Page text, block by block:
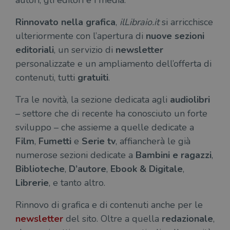
Rinnovato nella grafica, ilLibraio.itsi arricchisce
ulteriormente con l’apertura di nuove sezioni
editoriali, un servizio di newsletter
personalizzate e un ampliamento dell’offerta di
contenuti, tutti gratuiti.
Tra le novità, la sezione dedicata agli audiolibri
– settore che di recente ha conosciuto un forte
sviluppo – che assieme a quelle dedicate a
Film, Fumetti e Serie tv, affiancherà le già
numerose sezioni dedicate a Bambini e ragazzi,
Biblioteche, D’autore, Ebook & Digitale,
Librerie, e tanto altro.
Rinnovo di grafica e di contenuti anche per le
newsletter del sito. Oltre a quella redazionale,